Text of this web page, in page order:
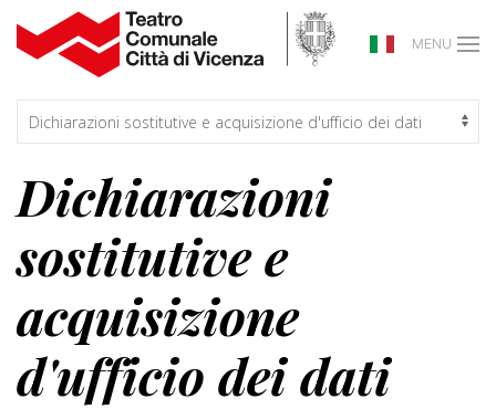
MENU
Dichiarazioni
sostitutive e
acquisizione
d'ufficio dei dati